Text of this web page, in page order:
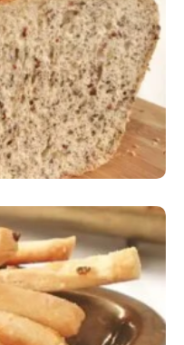
Low Carb
Cebola E Salsa